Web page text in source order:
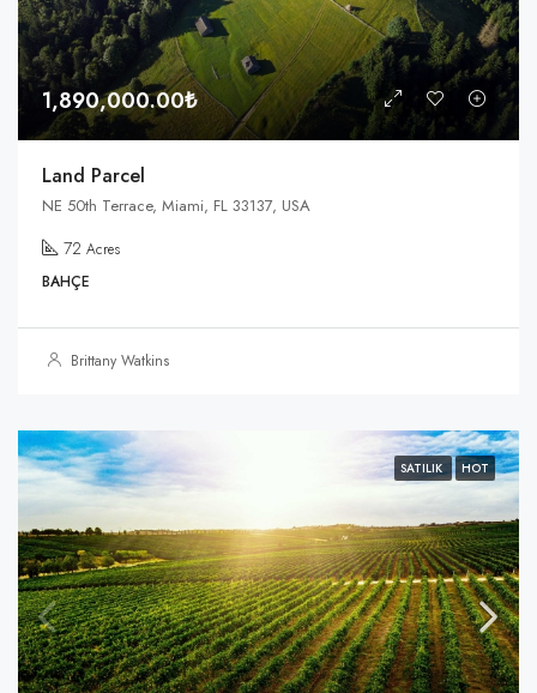
1,890,000.00₺
Land Parcel
NE 50th Terrace, Miami, FL 33137, USA
72 Acres
BAHÇE
Brittany Watkins
SATILIK HOT